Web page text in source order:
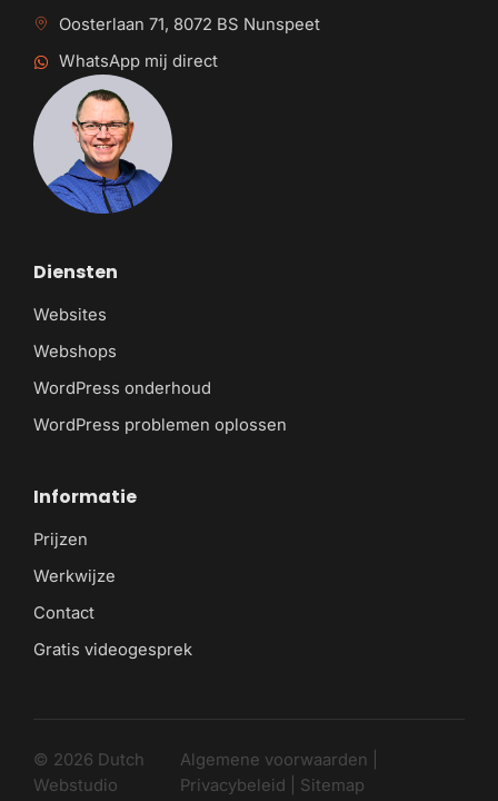
Diensten
Websites
Webshops
WordPress onderhoud
WordPress problemen oplossen
Informatie
Prijzen
Werkwijze
Contact
Gratis videogesprek
Oosterlaan 71, 8072 BS Nunspeet
WhatsApp mij direct
© 2026 Dutch
Webstudio
Algemene voorwaarden
Privacybeleid
Sitemap